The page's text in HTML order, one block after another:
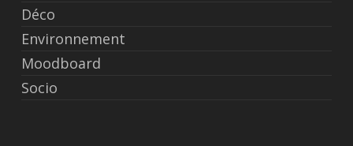
Déco
Environnement
Moodboard
Socio